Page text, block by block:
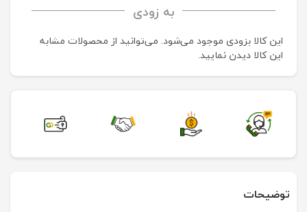
به زودی
این کالا بزودی موجود می‌شود. می‌توانید از محصولات مشابه
این کالا دیدن نمایید.
توضیحات